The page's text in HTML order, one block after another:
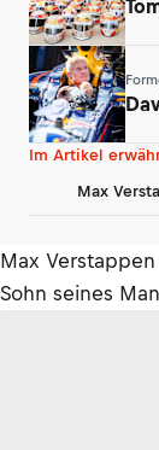
Im Artikel
Max
Max
Sohn seines